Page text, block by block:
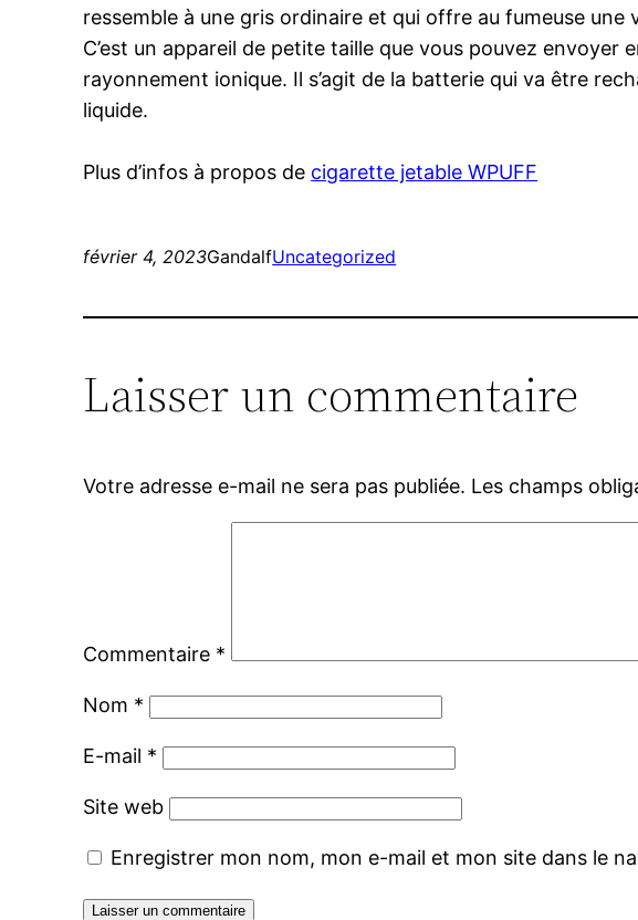
ressemble à une gris ordinaire et qui offre au fumeuse
C’est un appareil de petite taille que vous pouvez
rayonnement ionique. Il s’agit de la batterie qui va être
liquide.
Plus d’infos à propos de cigarette jetable WPUFF
février 4, 2023GandalfUncategorized
Laisser un commentaire
Votre adresse e-mail ne sera pas publiée. Les champs
Commentaire *
Nom *
E-mail *
Site web
Enregistrer mon nom, mon e-mail et mon site dans le